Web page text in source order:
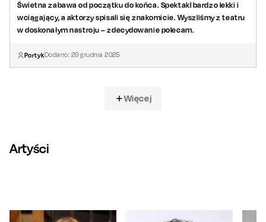
Świetna zabawa od początku do końca. Spektakl bardzo lekki i
wciągający, a aktorzy spisali się znakomicie. Wyszliśmy z teatru
w doskonałym nastroju – zdecydowanie polecam.
PortykDodano: 29 grudnia 2025
Więcej
Artyści